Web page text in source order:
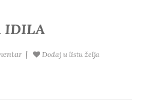
IDILA
| Dodaj u listu želja